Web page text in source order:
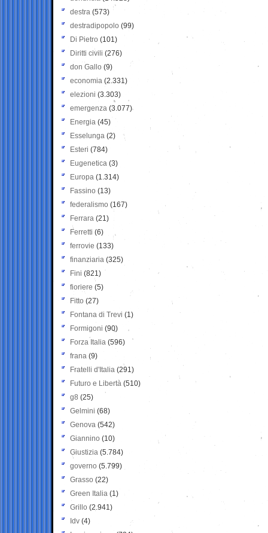
destra (573)
destradipopolo (99)
Di Pietro (101)
Diritti civili (276)
don Gallo (9)
economia (2.331)
elezioni (3.303)
emergenza (3.077)
Energia (45)
Esselunga (2)
Esteri (784)
Eugenetica (3)
Europa (1.314)
Fassino (13)
federalismo (167)
Ferrara (21)
Ferretti (6)
ferrovie (133)
finanziaria (325)
Fini (821)
fioriere (5)
Fitto (27)
Fontana di Trevi (1)
Formigoni (90)
Forza Italia (596)
frana (9)
Fratelli d'Italia (291)
Futuro e Libertà (510)
g8 (25)
Gelmini (68)
Genova (542)
Giannino (10)
Giustizia (5.784)
governo (5.799)
Grasso (22)
Green Italia (1)
Grillo (2.941)
Idv (4)